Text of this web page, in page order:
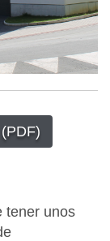
tener unos